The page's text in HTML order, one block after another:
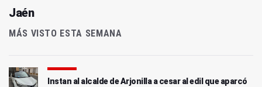
Jaén
MÁS VISTO ESTA SEMANA
Instan al alcalde de Arjonilla a cesar al edil que aparcó